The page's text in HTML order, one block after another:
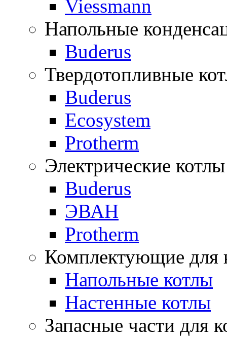
Viessmann
Напольные
Buderus
Твердотопливные
Buderus
Ecosystem
Protherm
Электрические котлы
Buderus
ЭВАН
Protherm
Комплектующие для
Напольные котлы
Настенные котлы
Запасные части для